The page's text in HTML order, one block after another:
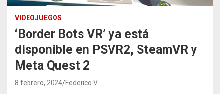
VIDEOJUEGOS
‘Border Bots VR’ ya está
disponible en PSVR2, SteamVR y
Meta Quest 2
8 febrero, 2024 Federico V.